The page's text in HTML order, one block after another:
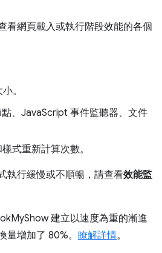
看網頁載入或執行階段效能的各個
。
、JavaScript 事件監聽器、文件
式重新計算次數。
執行緩慢或不順暢，請查看效能監
建立以速度為重的漸進
量增加了 80%。 瞭解詳情。